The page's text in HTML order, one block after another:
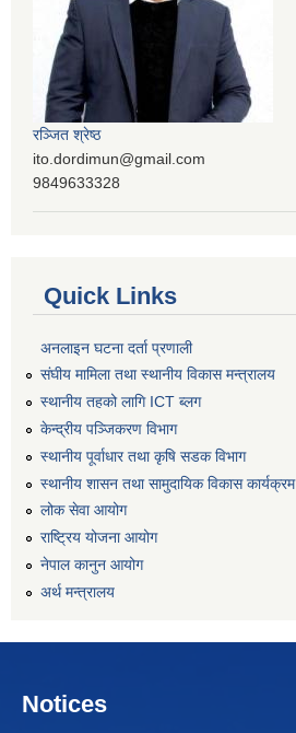
रञ्‍जित श्रेष्ठ
ito.dordimun@gmail.com
9849633328
Quick Links
अनलाइन घटना दर्ता प्रणाली
संघीय मामिला तथा स्थानीय विकास मन्त्रालय
स्थानीय तहको लागि ICT ब्लग
केन्द्रीय पञ्जिकरण विभाग
स्थानीय पूर्वाधार तथा कृषि सडक विभाग
स्थानीय शासन तथा सामुदायिक विकास कार्यक्रम
लोक सेवा आयोग
राष्ट्रिय योजना आयोग
नेपाल कानुन आयोग
अर्थ मन्त्रालय
Notices